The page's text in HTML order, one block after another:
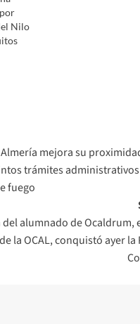
Nilo
mejora su
trámites administrativos
fuego
del alumnado de Ocaldrum,
la OCAL, conquistó ayer la